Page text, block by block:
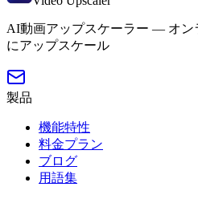
AI動画アップスケーラー — オン
にアップスケール
製品
機能特性
料金プラン
ブログ
用語集